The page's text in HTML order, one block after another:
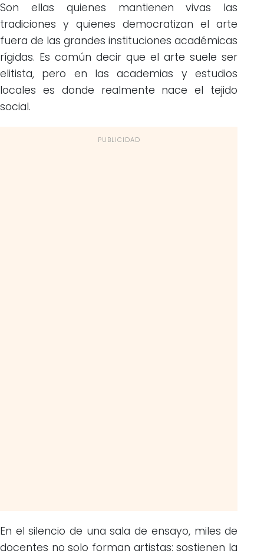
Son ellas quienes mantienen vivas las
tradiciones y quienes democratizan el arte
fuera de las grandes instituciones académicas
rígidas. Es común decir que el arte suele ser
elitista, pero en las academias y estudios
locales es donde realmente nace el tejido
social.
PUBLICIDAD
En el silencio de una sala de ensayo, miles de
docentes no solo forman artistas: sostienen la